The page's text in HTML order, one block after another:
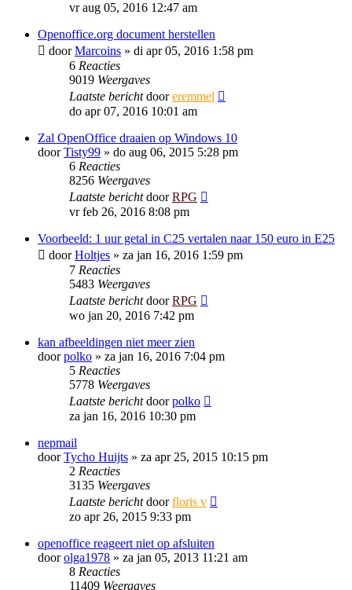
vr aug 05, 2016 12:47 am
Openoffice.org document herstellen
doorMarcoins » di apr 05, 2016 1:58 pm
6 Reacties
9019 Weergaves
Laatste berichtdooreremmel
do apr 07, 2016 10:01 am
Zal OpenOffice draaien op Windows 10
doorTisty99 » do aug 06, 2015 5:28 pm
6 Reacties
8256 Weergaves
Laatste berichtdoorRPG
vr feb 26, 2016 8:08 pm
Voorbeeld: 1 uur getal in C25 vertalen naar 150 euro in E25
doorHoltjes » za jan 16, 2016 1:59 pm
7 Reacties
5483 Weergaves
Laatste berichtdoorRPG
wo jan 20, 2016 7:42 pm
kan afbeeldingen niet meer zien
doorpolko » za jan 16, 2016 7:04 pm
5 Reacties
5778 Weergaves
Laatste berichtdoorpolko
za jan 16, 2016 10:30 pm
nepmail
doorTycho Huijts » za apr 25, 2015 10:15 pm
2 Reacties
3135 Weergaves
Laatste berichtdoorfloris v
zo apr 26, 2015 9:33 pm
openoffice reageert niet op afsluiten
doorolga1978 » za jan 05, 2013 11:21 am
8 Reacties
11409 Weergaves